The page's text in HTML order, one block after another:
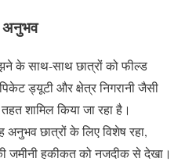
अनुभव
के साथ-साथ छात्रों को फील्ड
ड्यूटी और क्षेत्र निगरानी जैसी
शामिल किया जा रहा है।
अनुभव छात्रों के लिए विशेष रहा,
जमीनी हकीकत को नजदीक से देखा।